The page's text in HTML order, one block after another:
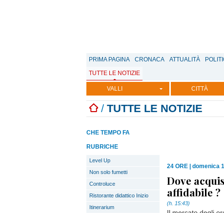
PRIMA PAGINA CRONACA ATTUALITÀ
TUTTE LE NOTIZIE
VALLI CITTÀ
/ TUTTE LE NOTIZIE
CHE TEMPO FA
RUBRICHE
Level Up
Non solo fumetti
Controluce
Ristorante didattico Inizio
Itinerarium
24 ORE domenica
Dove
affidabile ?
(h. 15:43)